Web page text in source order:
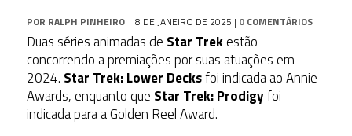
POR RALPH PINHEIRO 8 DE JANEIRO DE 2025 | 0 COMENTÁRIOS
Duas séries animadas de Star Trekestão
concorrendo a premiações por suas atuações em
2024. Star Trek: Lower Decksfoi indicada ao Annie
Awards, enquanto que Star Trek: Prodigyfoi
indicada para a Golden Reel Award.